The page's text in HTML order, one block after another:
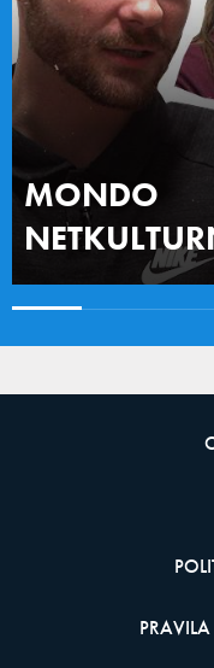
MONDO